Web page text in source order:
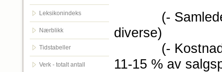
Leksikonindeks
Nærblikk
Tidstabeller
Verk - totalt antall
(- Samlede
diverse)
(- Kostnader
11-15 % av